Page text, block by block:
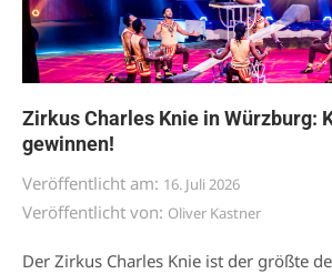
Zirkus Charles Knie in Würzburg:
gewinnen!
Veröffentlicht am: 16. Juli 2026
Veröffentlicht von: Oliver Kastner
Der Zirkus Charles Knie ist der größte